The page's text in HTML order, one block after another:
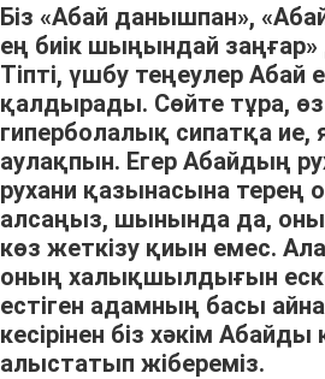
Біз «Абай данышпан»,
ең биік шыңындай заңғар»
Тіпті, үшбу теңеулер Абай
қалдырады. Сөйте тұра,
гиперболалық сипатқа
аулақпын. Егер Абайдың
рухани қазынасына терең
алсаңыз, шынында да, оның
көз жеткізу қиын емес.
оның халықшылдығын
естіген адамның басы
кесірінен біз хәкім
алыстатып жібереміз.